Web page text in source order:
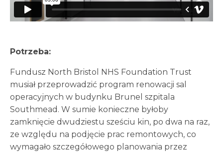
Potrzeba:
Fundusz North Bristol NHS Foundation Trust
musiał przeprowadzić program renowacji sal
operacyjnych w budynku Brunel szpitala
Southmead. W sumie konieczne byłoby
zamknięcie dwudziestu sześciu kin, po dwa na raz,
ze względu na podjęcie prac remontowych, co
wymagało szczegółowego planowania przez